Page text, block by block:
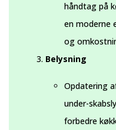
håndtag på
en moderne
og
Belysning
Opdatering
under-
forbedre